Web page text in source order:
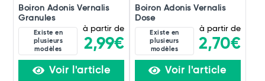
Boiron Adonis Vernalis
Granules
Existe en
plusieurs
modèles
à partir de
2,99€
Voir l'article
Boiron Adonis Vernalis
Dose
Existe en
plusieurs
modèles
à partir de
2,70€
Voir l'article